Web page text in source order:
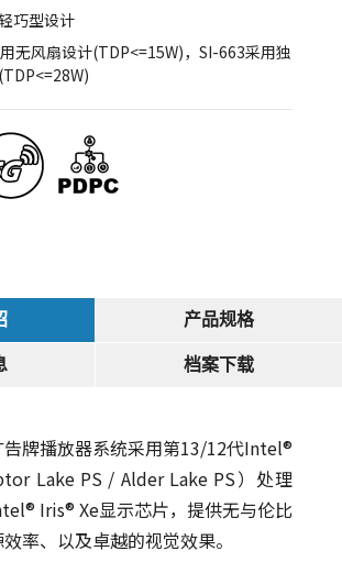
巧型设计
无风扇设计(TDP<=15W)，SI-663采用独
产品规格
档案下载
牌播放器系统采用第13/12代Intel®
Lake PS / Alder Lake PS）处理
Iris® Xe显示芯片，提供无与伦比
率、以及卓越的视觉效果。